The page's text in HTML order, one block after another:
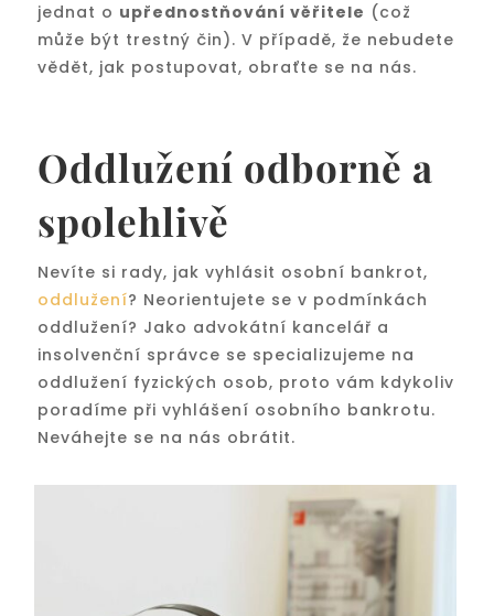
jednat o upřednostňování věřitele (což
může být trestný čin). V případě, že nebudete
vědět, jak postupovat, obraťte se na nás.
Oddlužení odborně a
spolehlivě
Nevíte si rady, jak vyhlásit osobní bankrot,
oddlužení? Neorientujete se v podmínkách
oddlužení? Jako advokátní kancelář a
insolvenční správce se specializujeme na
oddlužení fyzických osob, proto vám kdykoliv
poradíme při vyhlášení osobního bankrotu.
Neváhejte se na nás obrátit.